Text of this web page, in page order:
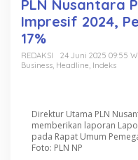
PLN Nusantara
Impresif 2024,
17%
REDAKSI
24 Juni 2025 09:55
Business, Headline, Indeks
Direktur Utama PLN
memberikan laporan
pada Rapat Umum
Foto: PLN NP